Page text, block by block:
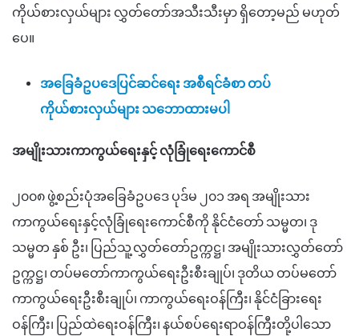
ကိုယ်စားလှယ်များ လွှတ်တော်အသီးသီးမှာ ရှိတော့မည် မဟုတ်
ပေ။
အခြေခံဥပဒေပြင်ဆင်ရေး အစီရင်ခံစာ တပ်
ကိုယ်စားလှယ်များ သဘောထားမပါ
အမျိုးသားကာကွယ်ရေးနှင့် လုံခြုံရေးကောင်စီ
၂၀၀၈ ဖွဲ့စည်းပုံအခြေခံဥပဒေ ပုဒ်မ ၂၀၁ အရ အမျိုးသား
ကာကွယ်ရေးနှင့်လုံခြုံရေးကောင်စီကို နိုင်ငံတော် သမ္မတ၊ ဒု
သမ္မတ နှစ် ဦး၊ ပြည်သူ့လွှတ်တော်ဥက္ကဋ္ဌ၊ အမျိုးသားလွှတ်တော်
ဥက္ကဋ္ဌ၊ တပ်မတော်ကာကွယ်ရေးဦးစီးချုပ်၊ ဒုတိယ တပ်မတော်
ကာကွယ်ရေးဦးစီးချုပ်၊ ကာကွယ်ရေးဝန်ကြီး၊ နိုင်ငံခြားရေး
ဝန်ကြီး၊ ပြည်ထဲရေးဝန်ကြီး၊ နယ်စပ်ရေးရာဝန်ကြီးတို့ပါသော